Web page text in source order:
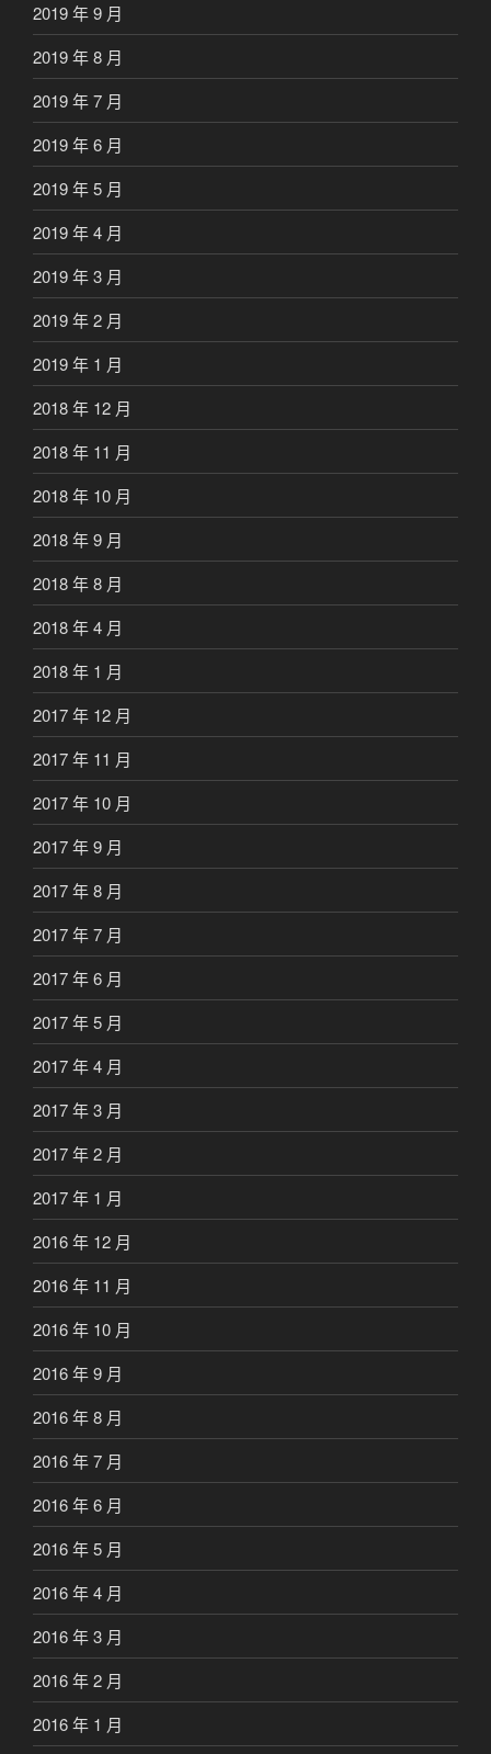
2019 年 9 月
2019 年 8 月
2019 年 7 月
2019 年 6 月
2019 年 5 月
2019 年 4 月
2019 年 3 月
2019 年 2 月
2019 年 1 月
2018 年 12 月
2018 年 11 月
2018 年 10 月
2018 年 9 月
2018 年 8 月
2018 年 4 月
2018 年 1 月
2017 年 12 月
2017 年 11 月
2017 年 10 月
2017 年 9 月
2017 年 8 月
2017 年 7 月
2017 年 6 月
2017 年 5 月
2017 年 4 月
2017 年 3 月
2017 年 2 月
2017 年 1 月
2016 年 12 月
2016 年 11 月
2016 年 10 月
2016 年 9 月
2016 年 8 月
2016 年 7 月
2016 年 6 月
2016 年 5 月
2016 年 4 月
2016 年 3 月
2016 年 2 月
2016 年 1 月